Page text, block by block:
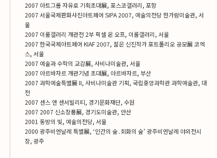
2007 아트그룹 자유로 기획초대展, 포스코갤러리, 포항
2007 서울국제판화사진아트페어 SIPA 2007, 예술의전당 한가람미술관, 서
울
2007 이룸갤러리 개관전 2부 픽셀 온 오프, 이룸갤러리, 서울
2007 한국국제아트페어 KIAF 2007, 젊은 신진작가 포트폴리오 공모展 코엑
스, 서울
2007 예술과 수학의 교감展, 사비나미술관, 서울
2007 아르바자르 개관기념 초대展, 아르바자르, 부산
2007 과학예술특별展 II, 사비나미술관 기획, 국립중앙과학관 과학예술관, 대
전
2007 센스 앤 센서빌리티, 경기문화재단, 수원
2007 2007 신소장품展, 경기도미술관, 안산
2001 동방의 빛, 예술의전당, 서울
2000 광주비엔날레 특별展, ‘인간의 숲․회화의 숲’ 광주비엔날레 야외전시
장, 광주